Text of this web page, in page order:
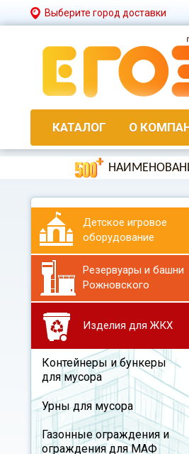
Выберите город доставки
КАТАЛОГ О
Детское игровое
оборудование
Резервуары и башни
Рожновского
Изделия для ЖКХ
Контейнеры и бункеры
для мусора
Урны для мусора
Газонные ограждения и
ограждения для МАФ